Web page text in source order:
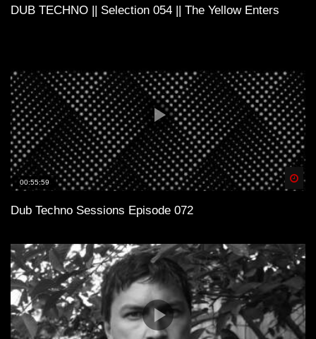
DUB TECHNO || Selection 054 || The Yellow Enters
00:55:59
Dub Techno Sessions Episode 072